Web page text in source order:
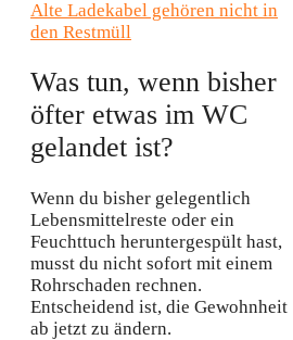
Alte Ladekabel gehören nicht in
den Restmüll
Was tun, wenn bisher
öfter etwas im WC
gelandet ist?
Wenn du bisher gelegentlich
Lebensmittelreste oder ein
Feuchttuch heruntergespült hast,
musst du nicht sofort mit einem
Rohrschaden rechnen.
Entscheidend ist, die Gewohnheit
ab jetzt zu ändern.